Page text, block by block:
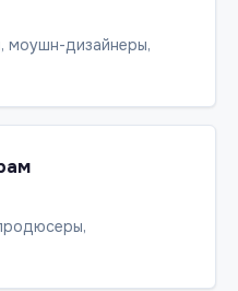
моушн-дизайнеры,